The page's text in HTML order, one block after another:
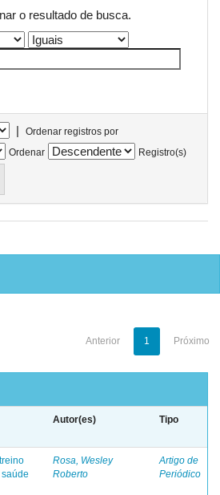
o resultado de busca.
|
Ordenar registros por
Ordenar
Registro(s)
Anterior 1 Próximo
Autor(es) Tipo
Rosa, Wesley
Roberto
Artigo de
Periódico